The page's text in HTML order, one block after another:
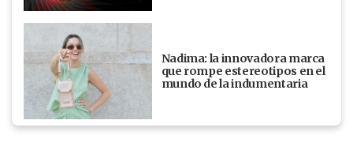
Nadima: la innovadora marca
que rompe estereotipos en el
mundo de la indumentaria